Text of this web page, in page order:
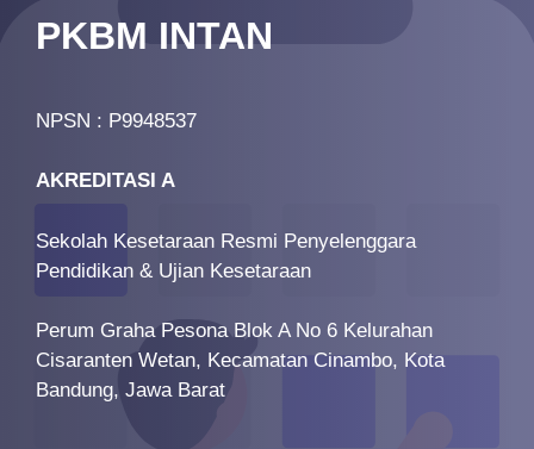
PKBM INTAN
NPSN : P9948537
AKREDITASI A
Sekolah Kesetaraan Resmi Penyelenggara
Pendidikan & Ujian Kesetaraan
Perum Graha Pesona Blok A No 6 Kelurahan
Cisaranten Wetan, Kecamatan Cinambo, Kota
Bandung, Jawa Barat